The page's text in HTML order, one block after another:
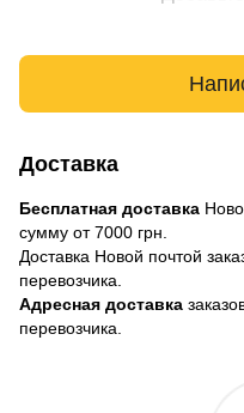
Доставка
Бесплатная доставка
сумму от 7000 грн.
Доставка Новой почтой
перевозчика.
Адресная доставка
перевозчика.